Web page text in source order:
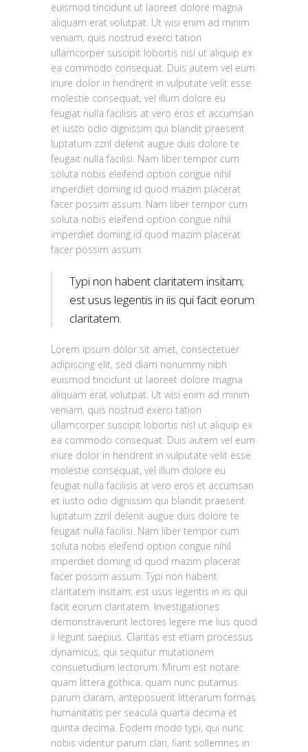
euismod tincidunt ut laoreet dolore magna
aliquam erat volutpat. Ut wisi enim ad minim
veniam, quis nostrud exerci tation
ullamcorper suscipit lobortis nisl ut aliquip ex
ea commodo consequat. Duis autem vel eum
iriure dolor in hendrerit in vulputate velit esse
molestie consequat, vel illum dolore eu
feugiat nulla facilisis at vero eros et accumsan
et iusto odio dignissim qui blandit praesent
luptatum zzril delenit augue duis dolore te
feugait nulla facilisi. Nam liber tempor cum
soluta nobis eleifend option congue nihil
imperdiet doming id quod mazim placerat
facer possim assum. Nam liber tempor cum
soluta nobis eleifend option congue nihil
imperdiet doming id quod mazim placerat
facer possim assum.
Typi non habent claritatem insitam;
est usus legentis in iis qui facit eorum
claritatem.
Lorem ipsum dolor sit amet, consectetuer
adipiscing elit, sed diam nonummy nibh
euismod tincidunt ut laoreet dolore magna
aliquam erat volutpat. Ut wisi enim ad minim
veniam, quis nostrud exerci tation
ullamcorper suscipit lobortis nisl ut aliquip ex
ea commodo consequat. Duis autem vel eum
iriure dolor in hendrerit in vulputate velit esse
molestie consequat, vel illum dolore eu
feugiat nulla facilisis at vero eros et accumsan
et iusto odio dignissim qui blandit praesent
luptatum zzril delenit augue duis dolore te
feugait nulla facilisi. Nam liber tempor cum
soluta nobis eleifend option congue nihil
imperdiet doming id quod mazim placerat
facer possim assum. Typi non habent
claritatem insitam; est usus legentis in iis qui
facit eorum claritatem. Investigationes
demonstraverunt lectores legere me lius quod
ii legunt saepius. Claritas est etiam processus
dynamicus, qui sequitur mutationem
consuetudium lectorum. Mirum est notare
quam littera gothica, quam nunc putamus
parum claram, anteposuerit litterarum formas
humanitatis per seacula quarta decima et
quinta decima. Eodem modo typi, qui nunc
nobis videntur parum clari, fiant sollemnes in